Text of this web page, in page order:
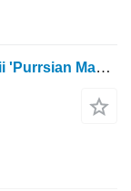
Faassena kedi nanesi Nepeta faassenii 'Purrsian Mavisi'